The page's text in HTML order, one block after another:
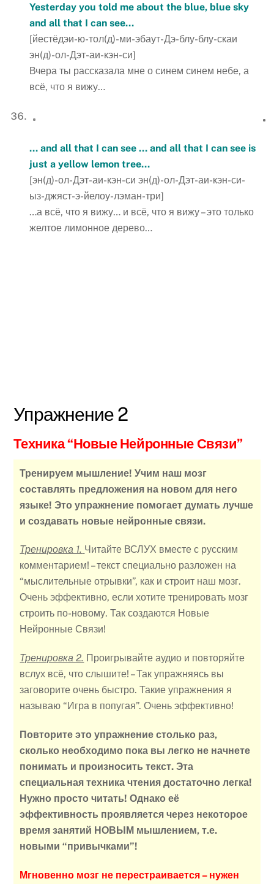
Yesterday you told me about the blue, blue sky
and all that I can see…
[йестёдэи-ю-тол(д)-ми-эбаут-Дэ-блу-блу-скаи
эн(д)-ол-Дэт-аи-кэн-си]
Вчера ты рассказала мне о синем синем небе, а
всё, что я вижу…
… and all that I can see … and all that I can see is
just a yellow lemon tree…
[эн(д)-ол-Дэт-аи-кэн-си эн(д)-ол-Дэт-аи-кэн-си-
ыз-джяст-э-йелоу-лэман-три]
…а всё, что я вижу… и всё, что я вижу – это только
желтое лимонное дерево…
Упражнение 2
Техника “Новые Нейронные Связи”
Тренируем мышление! Учим наш мозг
составлять предложения на новом для него
языке! Это упражнение помогает думать лучше
и создавать новые нейронные связи.
Тренировка 1. Читайте ВСЛУХ вместе с русским
комментарием! – текст специально разложен на
“мыслительные отрывки”, как и строит наш мозг.
Очень эффективно, если хотите тренировать мозг
строить по-новому. Так создаются Новые
Нейронные Связи!
Тренировка 2. Проигрывайте аудио и повторяйте
вслух всё, что слышите! – Так упражняясь вы
заговорите очень быстро. Такие упражнения я
называю “Игра в попугая”. Очень эффективно!
Повторите это упражнение столько раз,
сколько необходимо пока вы легко не начнете
понимать и произносить текст.Эта
специальная техника чтения достаточно легка!
Нужно просто читать! Однако её
эффективность проявляется через некоторое
время занятий НОВЫМ мышлением, т.е.
новыми “привычками”!
Мгновенно мозг не перестраивается – нужен